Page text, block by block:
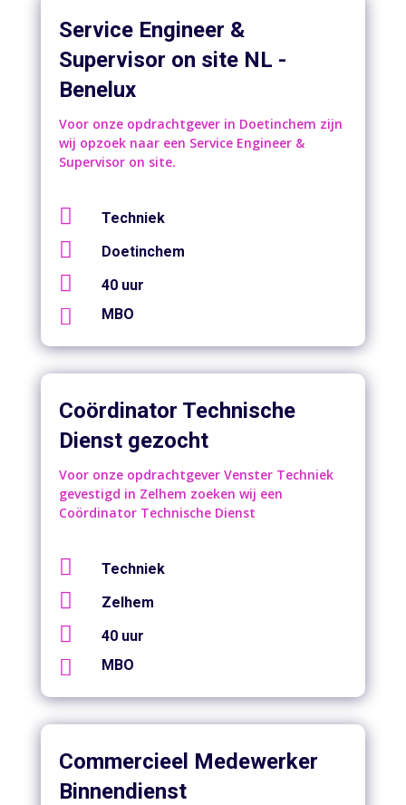
Service Engineer &
Supervisor on site NL -
Benelux
Voor onze opdrachtgever in Doetinchem zijn
wij opzoek naar een Service Engineer &
Supervisor on site.
 Techniek
 Doetinchem
 40 uur
 MBO
Coördinator Technische
Dienst gezocht
Voor onze opdrachtgever Venster Techniek
gevestigd in Zelhem zoeken wij een
Coördinator Technische Dienst
 Techniek
 Zelhem
 40 uur
 MBO
Commercieel Medewerker
Binnendienst